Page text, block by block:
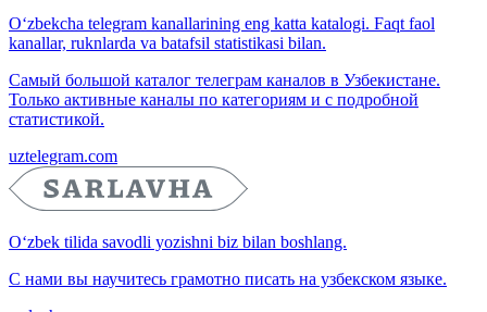
O‘zbekcha telegram kanallarining eng katta katalogi. Faqt faol
kanallar, ruknlarda va batafsil statistikasi bilan.
Самый большой каталог телеграм каналов в Узбекистане.
Только активные каналы по категориям и с подробной
статистикой.
uztelegram.com
O‘zbek tilida savodli yozishni biz bilan boshlang.
С нами вы научитесь грамотно писать на узбекском языке.